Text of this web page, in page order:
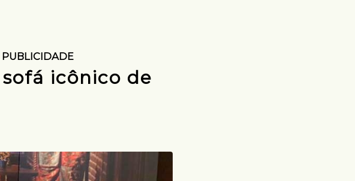
PUBLICIDADE
icônico de